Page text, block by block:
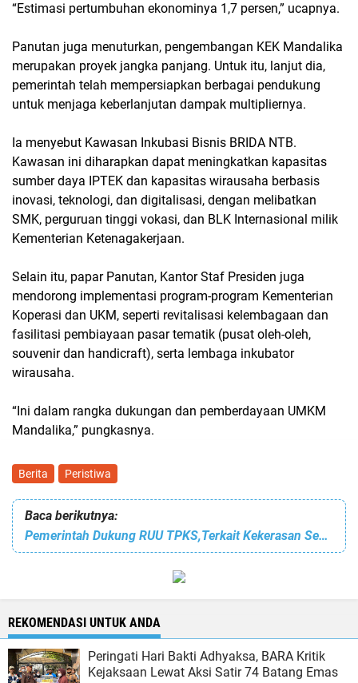
“Estimasi pertumbuhan ekonominya 1,7 persen,” ucapnya.
Panutan juga menuturkan, pengembangan KEK Mandalika
merupakan proyek jangka panjang. Untuk itu, lanjut dia,
pemerintah telah mempersiapkan berbagai pendukung
untuk menjaga keberlanjutan dampak multipliernya.
Ia menyebut Kawasan Inkubasi Bisnis BRIDA NTB.
Kawasan ini diharapkan dapat meningkatkan kapasitas
sumber daya IPTEK dan kapasitas wirausaha berbasis
inovasi, teknologi, dan digitalisasi, dengan melibatkan
SMK, perguruan tinggi vokasi, dan BLK Internasional milik
Kementerian Ketenagakerjaan.
Selain itu, papar Panutan, Kantor Staf Presiden juga
mendorong implementasi program-program Kementerian
Koperasi dan UKM, seperti revitalisasi kelembagaan dan
fasilitasi pembiayaan pasar tematik (pusat oleh-oleh,
souvenir dan handicraft), serta lembaga inkubator
wirausaha.
“Ini dalam rangka dukungan dan pemberdayaan UMKM
Mandalika,” pungkasnya.
Berita Peristiwa
Baca berikutnya:
Pemerintah Dukung RUU TPKS,Terkait Kekerasan Seksual Berbasis Online
REKOMENDASI UNTUK ANDA
Peringati Hari Bakti Adhyaksa, BARA Kritik
Kejaksaan Lewat Aksi Satir 74 Batang Emas